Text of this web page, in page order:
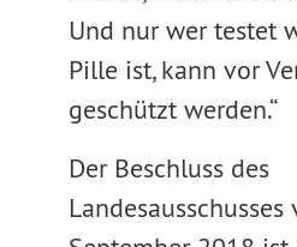
Und nur wer testet
Pille ist, kann vor
geschützt werden.“
Der Beschluss des
Landesausschusses